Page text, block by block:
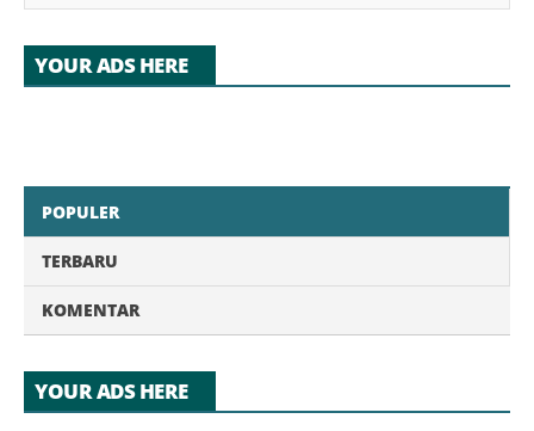
YOUR ADS HERE
POPULER
TERBARU
KOMENTAR
YOUR ADS HERE